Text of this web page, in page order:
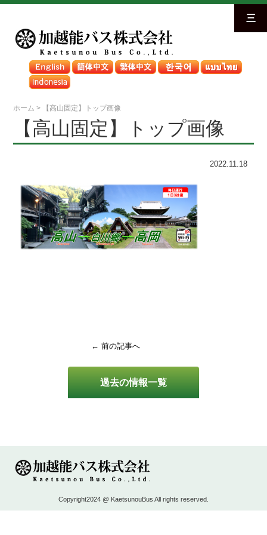
三
ホーム > 【高山固定】トップ画像
過去の情報一覧
【高山固定】トップ画像
2022.11.18
← 前の記事へ
Copyright2024 @ KaetsunouBus All rights reserved.